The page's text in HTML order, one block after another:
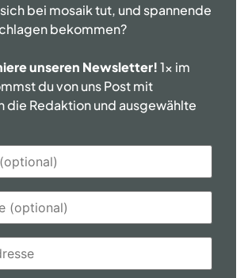
bei mosaik tut, und spannende
bekommen?
unseren Newsletter!1x im
du von uns Post mit
die Redaktion und ausgewählte